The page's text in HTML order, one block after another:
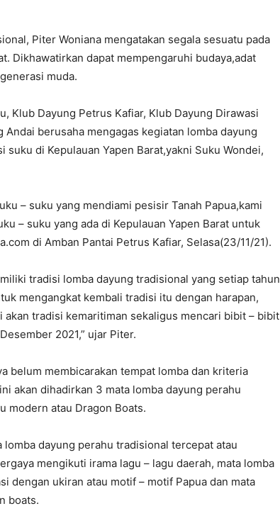
Piter Woniana mengatakan segala sesuatu pada
Dikhawatirkan dapat mempengaruhi budaya,adat
muda.
Klub Dayung Petrus Kafiar, Klub Dayung Dirawasi
berusaha mengagas kegiatan lomba dayung
di Kepulauan Yapen Barat,yakni Suku Wondei,
– suku yang mendiami pesisir Tanah Papua,kami
– suku yang ada di Kepulauan Yapen Barat untuk
di Amban Pantai Petrus Kafiar, Selasa(23/11/21).
tradisi lomba dayung tradisional yang setiap tahun
mengangkat kembali tradisi itu dengan harapan,
akan tradisi kemaritiman sekaligus mencari bibit – bibit
2021,” ujar Piter.
belum membicarakan tempat lomba dan kriteria
akan dihadirkan 3 mata lomba dayung perahu
modern atau Dragon Boats.
lomba dayung perahu tradisional tercepat atau
mengikuti irama lagu – lagu daerah, mata lomba
dengan ukiran atau motif – motif Papua dan mata
boats.